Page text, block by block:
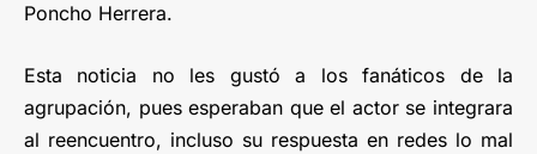
Poncho Herrera.
Esta noticia no les gustó a los fanáticos de la
agrupación, pues esperaban que el actor se integrara
al reencuentro, incluso su respuesta en redes lo mal